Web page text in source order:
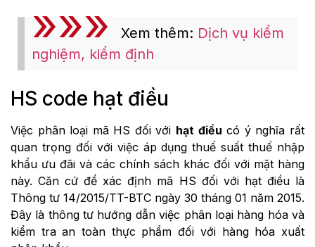
Xem thêm: Dịch vụ kiểm
nghiệm, kiểm định
HS code hạt điều
Việc phân loại mã HS đối với hạt điều có ý nghĩa rất
quan trọng đối với việc áp dụng thuế suất thuế nhập
khẩu ưu đãi và các chính sách khác đối với mặt hàng
này. Căn cứ để xác định mã HS đối với hạt điều là
Thông tư 14/2015/TT-BTC ngày 30 tháng 01 năm 2015.
Đây là thông tư hướng dẫn việc phân loại hàng hóa và
kiểm tra an toàn thực phẩm đối với hàng hóa xuất